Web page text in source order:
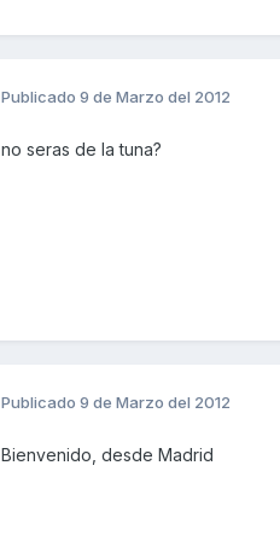
Publicado 9 de Marzo del 2012
no seras de la tuna?
Publicado 9 de Marzo del 2012
Bienvenido, desde Madrid